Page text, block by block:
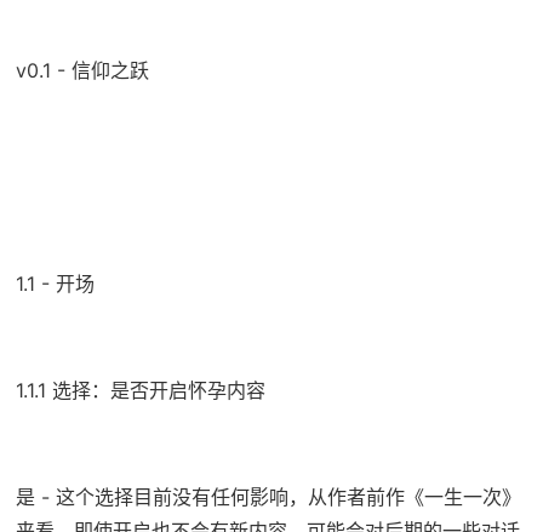
v0.1 - 信仰之跃
1.1 - 开场
1.1.1 选择：是否开启怀孕内容
是 - 这个选择目前没有任何影响，从作者前作《一生一次》